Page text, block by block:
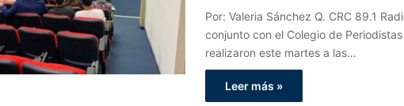
Por: Valeria Sánchez Q. CRC 89.1
conjunto con el Colegio de
realizaron este martes a las…
Leer más »